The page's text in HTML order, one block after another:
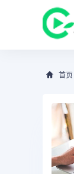
首页